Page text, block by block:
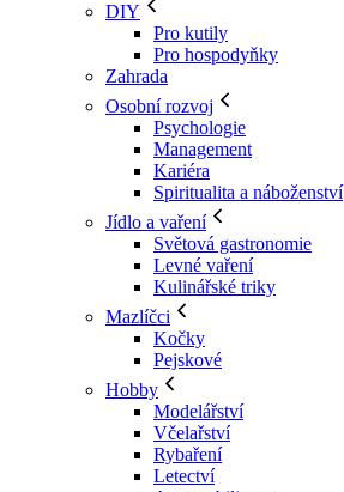
DIY
Pro kutily
Pro hospodyňky
Zahrada
Osobní rozvoj
Psychologie
Management
Kariéra
Spiritualita a náboženství
Jídlo a vaření
Světová gastronomie
Levné vaření
Kulinářské triky
Mazlíčci
Kočky
Pejskové
Hobby
Modelářství
Včelařství
Rybaření
Letectví